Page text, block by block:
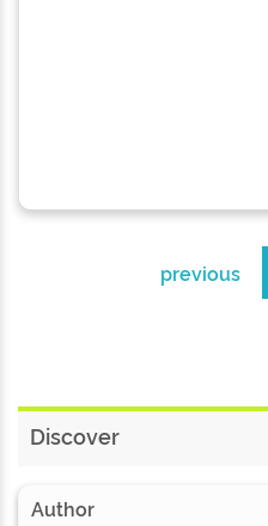
previous
Discover
Author